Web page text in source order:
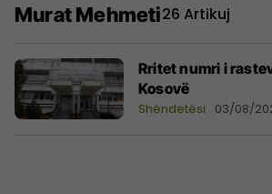
Murat Mehmeti26 Artikuj
Rritet numri i
Kosovë
Shëndetësi 03/08/